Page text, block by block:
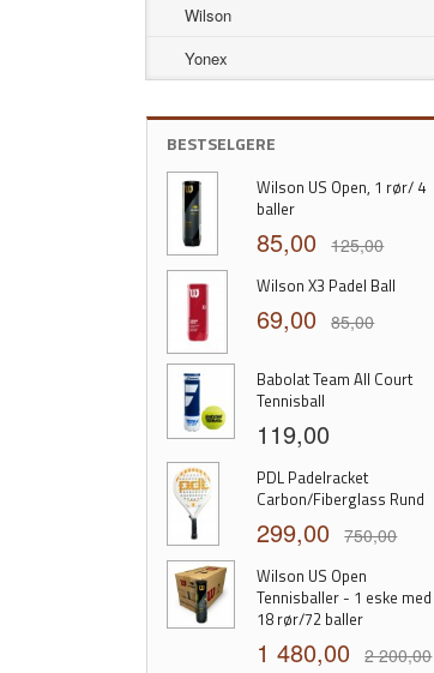
Wilson
Yonex
BESTSELGERE
Wilson US Open, 1 rør/ 4
baller
85,00
125,00
Wilson X3 Padel Ball
69,00 85,00
Babolat Team All Court
Tennisball
119,00
PDL Padelracket
Carbon/Fiberglass Rund
299,00
750,00
Wilson US Open
Tennisballer - 1 eske med
18 rør/72 baller
1 480,00 2 200,00